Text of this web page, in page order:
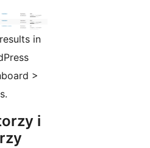
in
>
i